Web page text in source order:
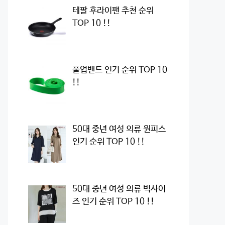
테팔 후라이팬 추천 순위
TOP 10 !!
풀업밴드 인기 순위 TOP 10
!!
50대 중년 여성 의류 원피스
인기 순위 TOP 10 !!
50대 중년 여성 의류 빅사이
즈 인기 순위 TOP 10 !!